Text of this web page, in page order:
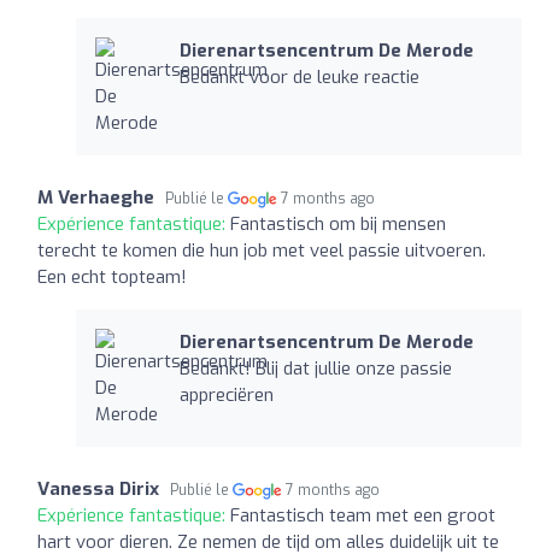
Dierenartsencentrum De Merode
Bedankt voor de leuke reactie
M Verhaeghe Publié le 7 months ago
Expérience fantastique: Fantastisch om bij mensen
terecht te komen die hun job met veel passie uitvoeren.
Een echt topteam!
Dierenartsencentrum De Merode
Bedankt! Blij dat jullie onze passie
appreciëren
Vanessa Dirix Publié le 7 months ago
Expérience fantastique: Fantastisch team met een groot
hart voor dieren. Ze nemen de tijd om alles duidelijk uit te